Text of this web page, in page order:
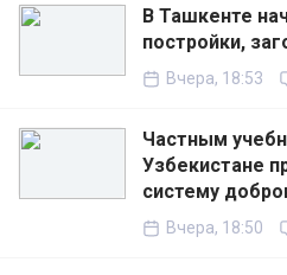
В Ташкенте
постройки,
Вчера, 18:53
Частным
Узбекистане
систему
Вчера, 18:50